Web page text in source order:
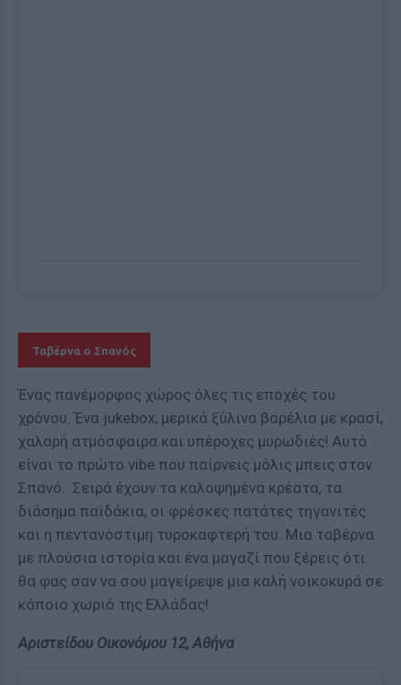
Ταβέρνα ο Σπανός
Ένας πανέμορφος χώρος όλες τις εποχές του
χρόνου. Ένα jukebox, μερικά ξύλινα βαρέλια με κρασί,
χαλαρή ατμόσφαιρα και υπέροχες μυρωδιές! Αυτό
είναι το πρώτο vibe που παίρνεις μόλις μπεις στον
Σπανό. Σειρά έχουν τα καλοψημένα κρέατα, τα
διάσημα παϊδάκια, οι φρέσκες πατάτες τηγανιτές
και η πεντανόστιμη τυροκαφτερή του. Μια ταβέρνα
με πλούσια ιστορία και ένα μαγαζί που ξέρεις ότι
θα φας σαν να σου μαγείρεψε μια καλή νοικοκυρά σε
κάποιο χωριό της Ελλάδας!
Αριστείδου Οικονόμου 12, Αθήνα